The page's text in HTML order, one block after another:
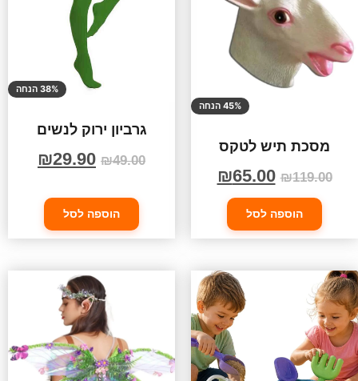
45% הנחה
מסכת תיש לטקס
₪119.00
₪65.00
הוספה לסל
38% הנחה
גרביון ירוק לנשים
₪49.00
₪29.90
הוספה לסל